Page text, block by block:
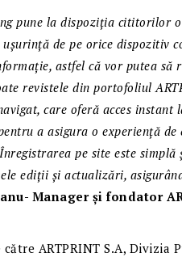
pune la dispoziția cititorilor
de pe orice dispozitiv
astfel că vor putea să
revistele din portofoliul
care oferă acces instant
a asigura o experiență
pe site este
ediții și actualizări,
Manager și fondator
ARTPRINT S.A, Divizia